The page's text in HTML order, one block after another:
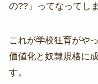
の??」ってなってし
これが学校狂育がや
価値化と奴隷規格に
す。